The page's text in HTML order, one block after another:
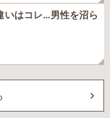
いはコレ…男性を沼ら